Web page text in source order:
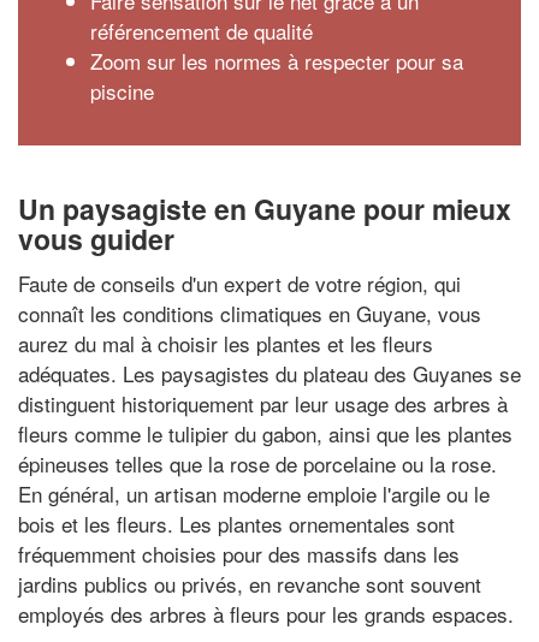
référencement de qualité
Zoom sur les normes à respecter pour sa
piscine
Un paysagiste en Guyane pour mieux
vous guider
Faute de conseils d'un expert de votre région, qui
connaît les conditions climatiques en Guyane, vous
aurez du mal à choisir les plantes et les fleurs
adéquates. Les paysagistes du plateau des Guyanes se
distinguent historiquement par leur usage des arbres à
fleurs comme le tulipier du gabon, ainsi que les plantes
épineuses telles que la rose de porcelaine ou la rose.
En général, un artisan moderne emploie l'argile ou le
bois et les fleurs. Les plantes ornementales sont
fréquemment choisies pour des massifs dans les
jardins publics ou privés, en revanche sont souvent
employés des arbres à fleurs pour les grands espaces.